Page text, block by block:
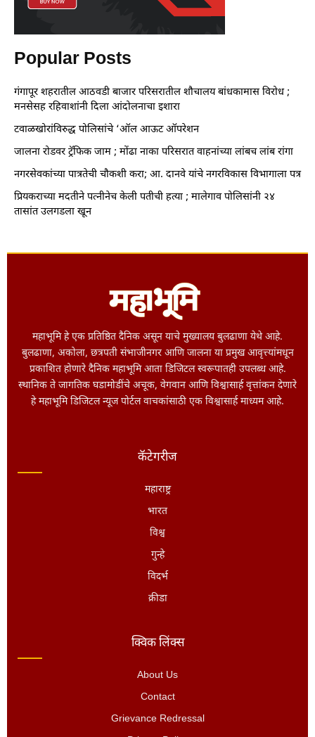
Popular Posts
गंगापूर शहरातील आठवडी बाजार परिसरातील शौचालय बांधकामास विरोध ;
मनसेसह रहिवाशांनी दिला आंदोलनाचा इशारा
टवाळखोरांविरुद्ध पोलिसांचे ‘ऑल आऊट ऑपरेशन
जालना रोडवर ट्रॅफिक जाम ; मोंढा नाका परिसरात वाहनांच्या लांबच लांब रांगा
नगरसेवकांच्या पात्रतेची चौकशी करा; आ. दानवे यांचे नगरविकास विभागाला पत्र
प्रियकराच्या मदतीने पत्नीनेच केली पतीची हत्या ; मालेगाव पोलिसांनी २४
तासांत उलगडला खून
महाभूमि हे एक प्रतिष्ठित दैनिक असून याचे मुख्यालय बुलढाणा येथे आहे.
बुलढाणा, अकोला, छत्रपती संभाजीनगर आणि जालना या प्रमुख आवृत्त्यांमधून
प्रकाशित होणारे दैनिक महाभूमि आता डिजिटल स्वरूपातही उपलब्ध आहे.
स्थानिक ते जागतिक घडामोडींचे अचूक, वेगवान आणि विश्वासार्ह वृत्तांकन देणारे
हे महाभूमि डिजिटल न्यूज पोर्टल वाचकांसाठी एक विश्वासार्ह माध्यम आहे.
कॅटेगरीज
महाराष्ट्र
भारत
विश्व
गुन्हे
विदर्भ
क्रीडा
क्विक लिंक्स
About Us
Contact
Grievance Redressal